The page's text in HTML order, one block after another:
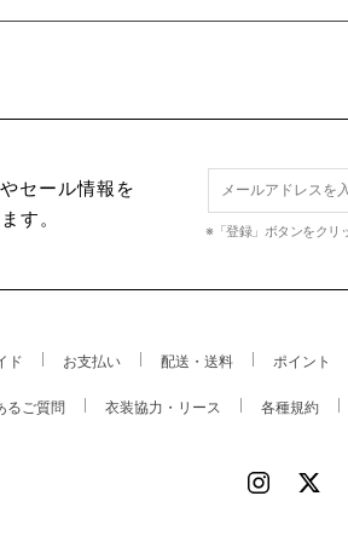
セール情報を
す。
※「登録」ボタンをクリ
ド お支払い 配送・送料 ポイント
るご質問 衣装協力・リース 各種規約